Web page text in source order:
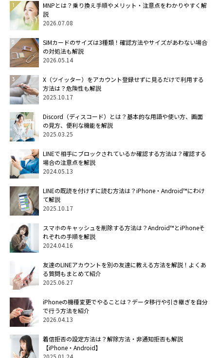
MNPとは？乗り換え手順やメリット・注意点をわかりやすく解
説
2026.07.08
SIMカードのサイズは3種類！確認方法やサイズがあわない場合
の対処法も解説
2026.05.14
X（ツイッター）をアカウント登録せずに見るだけで利用する
方法は？危険性も解説
2025.10.17
Discord（ディスコード）とは？基本的な用語や使い方、画面
の見方、便利な機能を解説
2025.03.25
LINEで相手にブロックされているか確認する方法は？確認する
場合の注意点を解説
2024.05.13
LINEの既読を付けずに読む方法は？iPhone・Android™にわけ
て解説
2025.10.17
スマホのキャッシュを削除する方法は？Android™とiPhoneそ
れぞれの手順を解説
2024.04.16
友達のLINEアカウントを別の友達に教える方法を解説！よくあ
る質問もまとめて紹介
2025.06.27
iPhoneの機種変更でやることは？データ移行や引き継ぎを自分
で行う方法を紹介
2026.04.13
着信拒否の設定方法は？解除方法・非通知拒否も解説
【iPhone・Android】
2025.01.24